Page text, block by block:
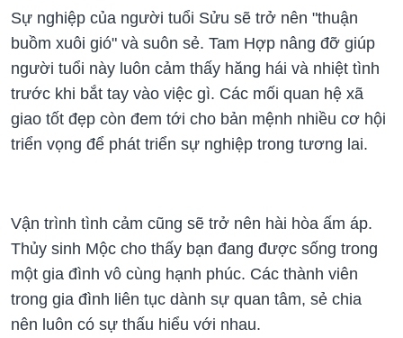
Sự nghiệp của người tuổi Sửu sẽ trở nên "thuận
buồm xuôi gió" và suôn sẻ. Tam Hợp nâng đỡ giúp
người tuổi này luôn cảm thấy hăng hái và nhiệt tình
trước khi bắt tay vào việc gì. Các mối quan hệ xã
giao tốt đẹp còn đem tới cho bản mệnh nhiều cơ hội
triển vọng để phát triển sự nghiệp trong tương lai.
Vận trình tình cảm cũng sẽ trở nên hài hòa ấm áp.
Thủy sinh Mộc cho thấy bạn đang được sống trong
một gia đình vô cùng hạnh phúc. Các thành viên
trong gia đình liên tục dành sự quan tâm, sẻ chia
nên luôn có sự thấu hiểu với nhau.